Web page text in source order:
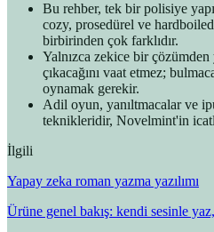
Bu rehber, tek bir polisiye
cozy, prosedürel ve
birbirinden çok farklıdır.
Yalnızca zekice bir
çıkacağını vaat etmez;
oynamak gerekir.
Adil oyun, yanıltmacalar ve
teknikleridir, Novelmint'in
İlgili
Yapay zeka roman yazma yazılımı
Ürüne genel bakış: kendi sesinle